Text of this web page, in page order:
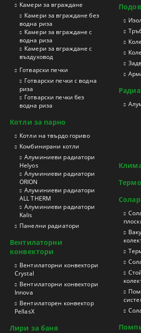
Камери за вграждане
Камери за вграждане без
водна риза
Камери за вграждане с
водна риза
Камери за вграждане с
въздуховод
Готварски печки
Готварски печки с водна
риза
Готварски печки без
водна риза
Котли за парно
Котли на твърдо гориво
Kомбинирани котли
Aлуминиеви радиатори
Helyos
Aлуминиеви радиатори
ORION
Aлуминиеви радиатори
ALL THERM
Aлуминиеви радиатори
Kalis
Панелни радиатори
Вентилаторни
конвектори
Вентилаторни конвектори
Crystal
Вентилаторни конвектори
Innova
Вентилаторен конвектор
PellasX
Лири за баня